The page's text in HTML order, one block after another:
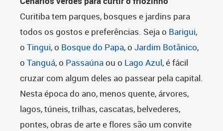
Curitiba tem parques, bosques e jardins para
todos os gostos e preferências. Seja o Barigui,
o Tingui,o Bosque do Papa, o Jardim Botânico,
o Tanguá, o Passaúnaou o Lago Azul, é fácil
cruzar com algum deles ao passear pela capital.
Nesta época do ano, menos quente, árvores,
lagos, túneis, trilhas, cascatas, belvederes,
pontes, obras de arte e flores são um convite